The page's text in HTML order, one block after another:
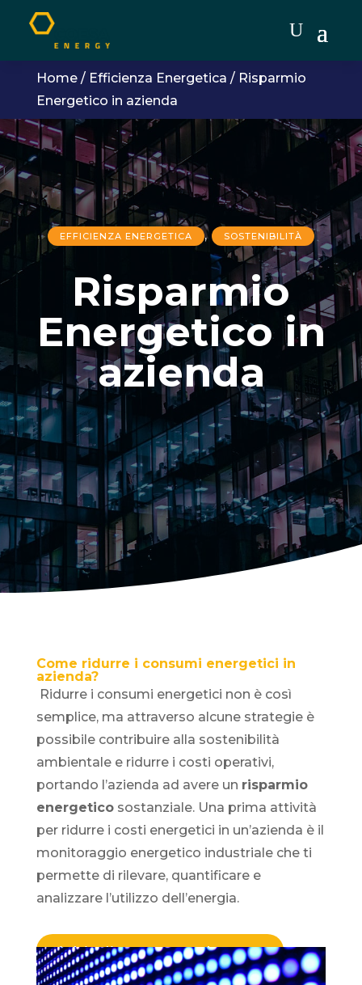
Home/ Efficienza Energetica / Risparmio
Energetico in azienda
EFFICIENZA ENERGETICA , SOSTENIBILITÀ
Risparmio
Energetico in
azienda
Come ridurre i consumi energetici in
azienda?
Ridurre i consumi energetici non è così
semplice, ma attraverso alcune strategie è
possibile contribuire alla sostenibilità
ambientale e ridurre i costi operativi,
portando l’azienda ad avere un risparmio
energeticosostanziale. Una prima attività
per ridurre i costi energetici in un’azienda è il
monitoraggio energetico industriale che ti
permette di rilevare, quantificare e
analizzare l’utilizzo dell’energia.
Richiedi una consulenza